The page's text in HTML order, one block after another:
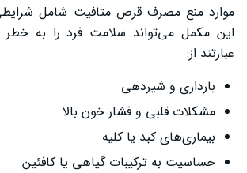
موارد منع مصرف قرص متافیت شامل
این مکمل می‌تواند سلامت فرد را به خطر
عبارتند از:
بارداری و شیردهی
مشکلات قلبی و فشار خون بالا
بیماری‌های کبد یا کلیه
حساسیت به ترکیبات گیاهی یا کافئین